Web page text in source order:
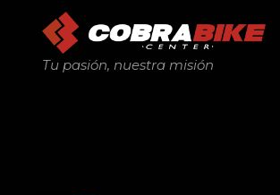
Tu pasión, nuestra misión